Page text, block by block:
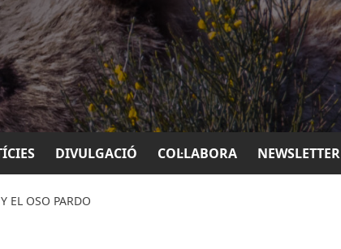
DIVULGACIÓ COL·LABORA NEWSLETTER
EL OSO PARDO